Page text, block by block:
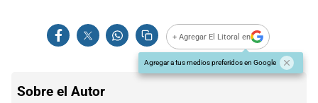
+ Agregar El Litoral en
Agregar a tus medios preferidos en Google
Sobre el Autor